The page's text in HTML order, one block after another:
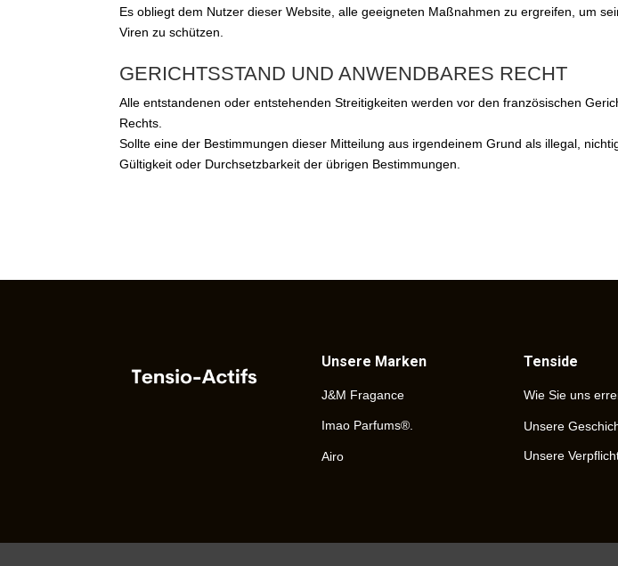
Es obliegt dem Nutzer dieser Website, alle geeigneten Maßnahmen zu ergreifen, um
Viren zu schützen.
GERICHTSSTAND UND ANWENDBARES RECHT
Alle entstandenen oder entstehenden Streitigkeiten werden vor den französischen
Rechts.
Sollte eine der Bestimmungen dieser Mitteilung aus irgendeinem Grund als illegal,
Gültigkeit oder Durchsetzbarkeit der übrigen Bestimmungen.
Unsere Marken
J&M Fragance
Imao Parfums®.
Airo
Tenside
Wie Sie uns
Unsere
Unsere